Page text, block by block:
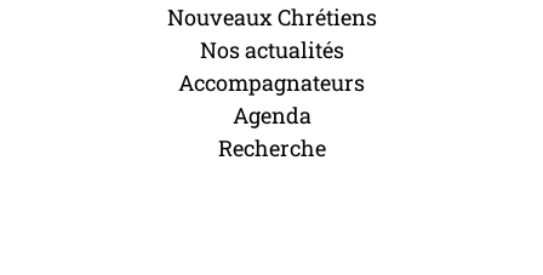
Nouveaux Chrétiens
Nos actualités
Accompagnateurs
Agenda
Recherche